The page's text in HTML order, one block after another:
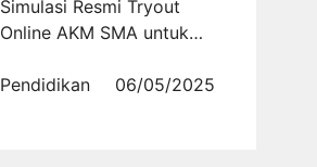
Simulasi Resmi Tryout
Online AKM SMA untuk
Pendidikan
06/05/2025